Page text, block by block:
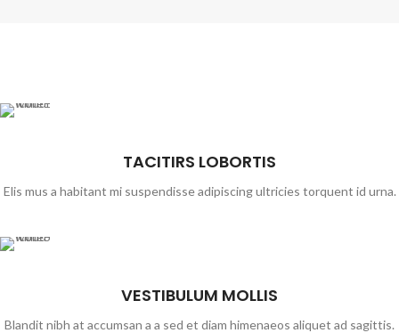
TACITIRS LOBORTIS
Elis mus a habitant mi suspendisse adipiscing ultricies torquent id urna.
VESTIBULUM MOLLIS
Blandit nibh at accumsan a a sed et diam himenaeos aliquet ad sagittis.